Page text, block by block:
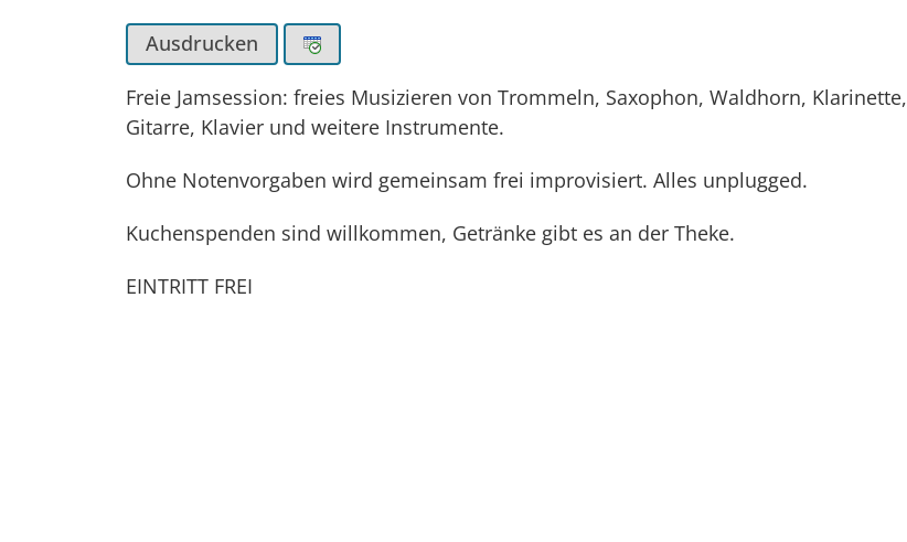
Ausdrucken
Freie Jamsession: freies Musizieren von Trommeln, Saxophon, Waldhorn, Klarinette,
Gitarre, Klavier und weitere Instrumente.
Ohne Notenvorgaben wird gemeinsam frei improvisiert. Alles unplugged.
Kuchenspenden sind willkommen, Getränke gibt es an der Theke.
EINTRITT FREI